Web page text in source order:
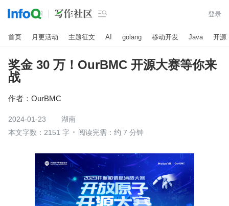
 登录
首页 月更活动 主题征文 AI golang 移动开发 Java 开源
奖金 30 万！OurBMC 开源大赛等你来
战
作者： OurBMC
2024-01-23
湖南
本文字数：2151 字
阅读完需：约 7 分钟